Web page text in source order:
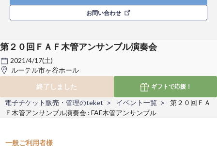
お問い合わせ
第２０回ＦＡＦ木管アンサンブル演奏会
2021/4/17(土)
ルーテル市ヶ谷ホール
終了しました
ギフトで応援！
電子チケット販売・管理のteket イベント一覧
第２０回ＦＡ
Ｆ木管アンサンブル演奏会 : FAF木管アンサンブル
一般ご利用者様